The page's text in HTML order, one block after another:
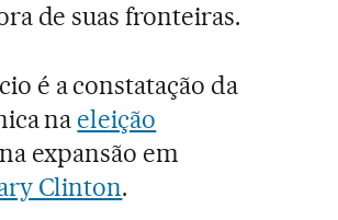
de suas fronteiras.
é a constatação da
na eleição
expansão em
Clinton.